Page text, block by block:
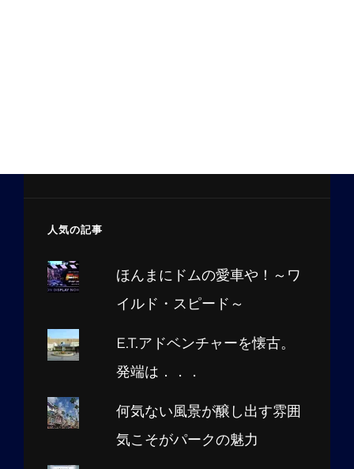
人気の記事
ほんまにドムの愛車や！～ワ
イルド・スピード～
E.T.アドベンチャーを懐古。
発端は．．．
何気ない風景が醸し出す雰囲
気こそがパークの魅力